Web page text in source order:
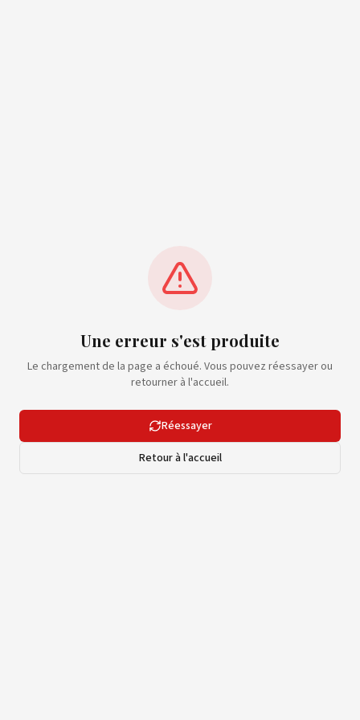
Une erreur s'est produite
Le chargement de la page a échoué. Vous pouvez réessayer ou
retourner à l'accueil.
Réessayer
Retour à l'accueil